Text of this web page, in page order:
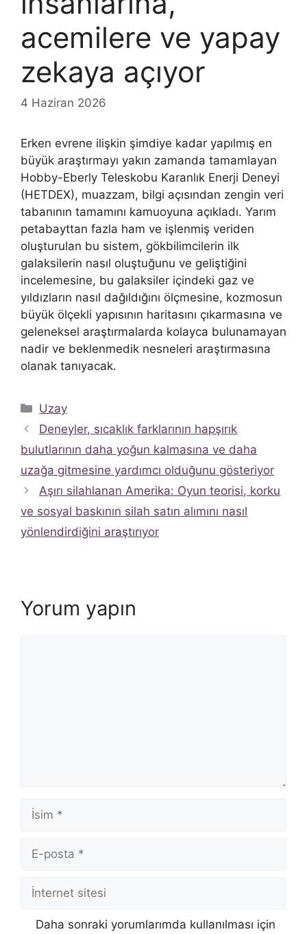
acemilere ve yapay
zekaya açıyor
4 Haziran 2026
Erken evrene ilişkin şimdiye kadar yapılmış en
büyük araştırmayı yakın zamanda tamamlayan
Hobby-Eberly Teleskobu Karanlık Enerji Deneyi
(HETDEX), muazzam, bilgi açısından zengin veri
tabanının tamamını kamuoyuna açıkladı. Yarım
petabayttan fazla ham ve işlenmiş veriden
oluşturulan bu sistem, gökbilimcilerin ilk
galaksilerin nasıl oluştuğunu ve geliştiğini
incelemesine, bu galaksiler içindeki gaz ve
yıldızların nasıl dağıldığını ölçmesine, kozmosun
büyük ölçekli yapısının haritasını çıkarmasına ve
geleneksel araştırmalarda kolayca bulunamayan
nadir ve beklenmedik nesneleri araştırmasına
olanak tanıyacak.
Kategoriler
Uzay
Deneyler, sıcaklık farklarının hapşırık
bulutlarının daha yoğun kalmasına ve daha
uzağa gitmesine yardımcı olduğunu gösteriyor
Aşırı silahlanan Amerika: Oyun teorisi, korku
ve sosyal baskının silah satın alımını nasıl
yönlendirdiğini araştırıyor
Yorum yapın
İsim
posta
İnternet
Daha sonraki yorumlarımda kullanılması için